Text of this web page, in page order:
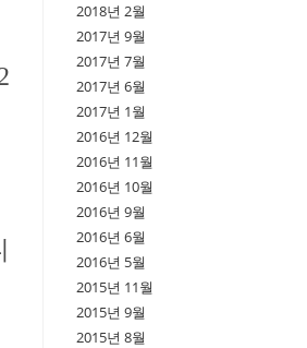
2018년 2월
2017년 9월
2017년 7월
2017년 6월
2017년 1월
2016년 12월
2016년 11월
2016년 10월
2016년 9월
2016년 6월
2016년 5월
2015년 11월
2015년 9월
2015년 8월